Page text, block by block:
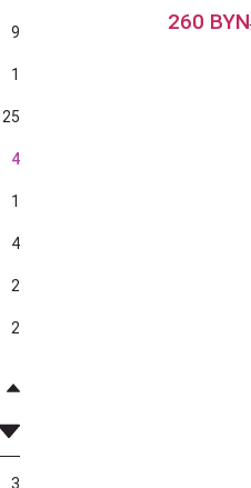
9
1
25
4
1
4
2
2
3
260 BYN